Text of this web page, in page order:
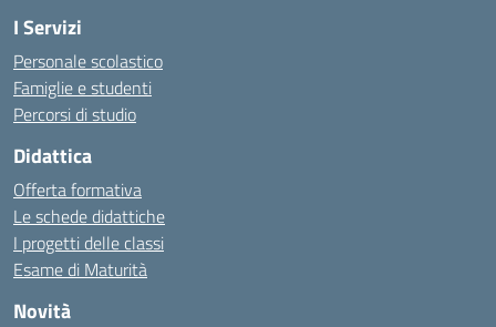
I Servizi
Personale scolastico
Famiglie e studenti
Percorsi di studio
Didattica
Offerta formativa
Le schede didattiche
I progetti delle classi
Esame di Maturità
Novità